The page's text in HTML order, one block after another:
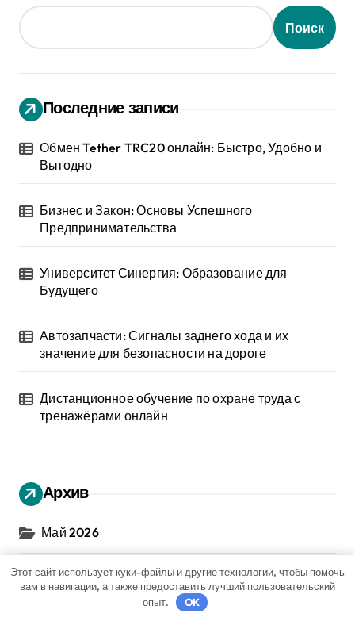
Поиск
Последние записи
Обмен Tether TRC20 онлайн: Быстро, Удобно и
Выгодно
Бизнес и Закон: Основы Успешного
Предпринимательства
Университет Синергия: Образование для
Будущего
Автозапчасти: Сигналы заднего хода и их
значение для безопасности на дороге
Дистанционное обучение по охране труда с
тренажёрами онлайн
Архив
Май 2026
Апрель 2026
Этот сайт использует куки-файлы и другие технологии, чтобы помочь
вам в навигации, а также предоставить лучший пользовательский
опыт.
OK